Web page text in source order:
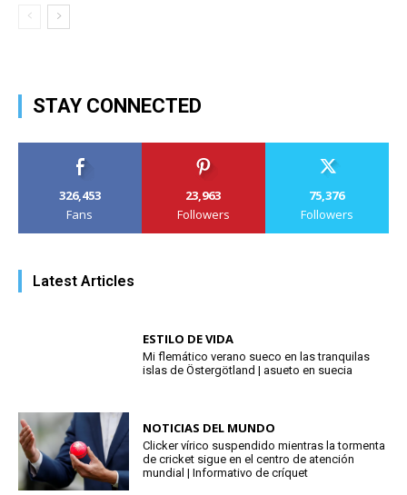
STAY CONNECTED
326,453
Fans
23,963
Followers
75,376
Followers
Latest Articles
ESTILO DE VIDA
Mi flemático verano sueco en las tranquilas
islas de Östergötland | asueto en suecia
NOTICIAS DEL MUNDO
Clicker vírico suspendido mientras la tormenta
de cricket sigue en el centro de atención
mundial | Informativo de críquet